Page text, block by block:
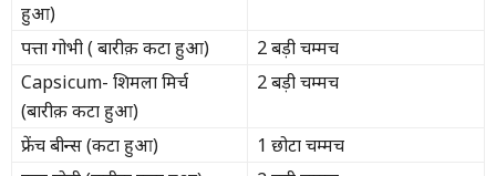
हुआ)
पत्ता गोभी ( बारीक़ कटा हुआ)
2 बड़ी चम्मच
Capsicum- शिमला मिर्च
(बारीक़ कटा हुआ)
2 बड़ी चम्मच
फ्रेंच बीन्स (कटा हुआ)
1 छोटा चम्मच